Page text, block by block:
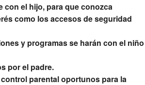
el hijo, para que conozca
como los accesos de seguridad
y programas se harán con el niño
por el padre.
parental oportunos para la